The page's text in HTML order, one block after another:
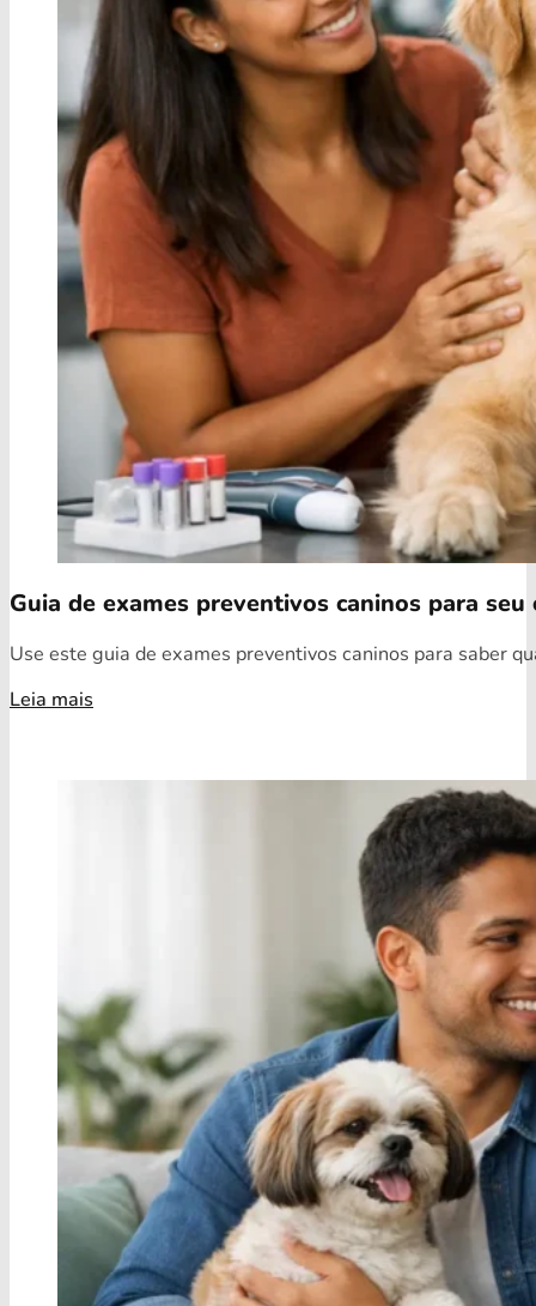
Guia de exames preventivos caninos para seu
Use este guia de exames preventivos caninos para saber
Leia mais